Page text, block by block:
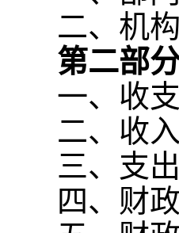
二、机
第二部
一、收
二、收
三、支
四、财